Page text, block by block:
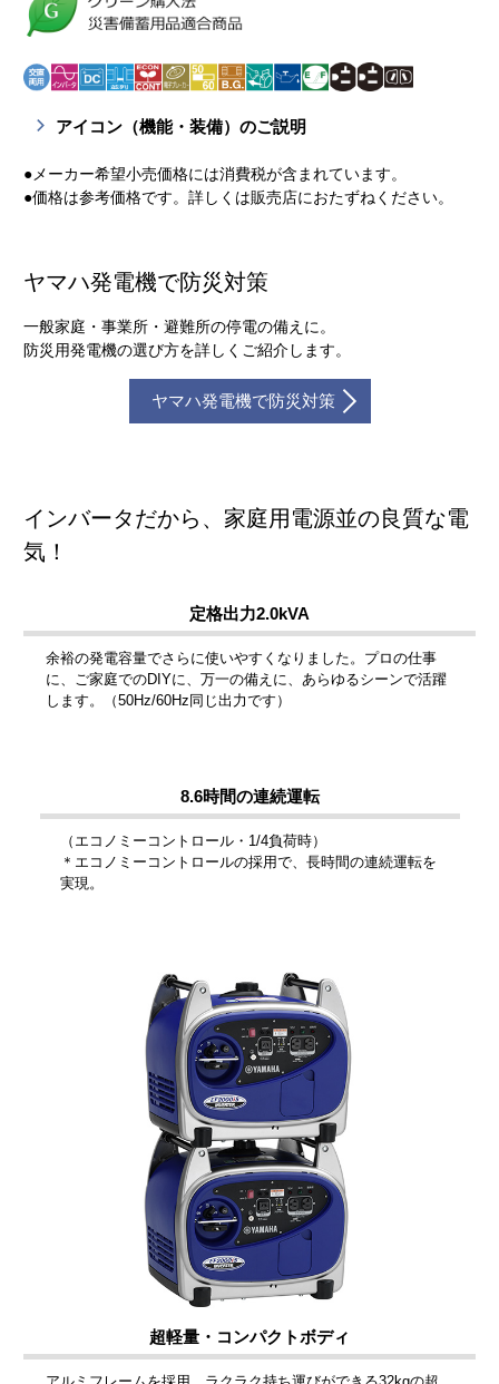
アイコン（機能・装備）のご説明
●メーカー希望小売価格には消費税が含まれています。
●価格は参考価格です。詳しくは販売店におたずねください。
ヤマハ発電機で防災対策
一般家庭・事業所・避難所の停電の備えに。
防災用発電機の選び方を詳しくご紹介します。
ヤマハ発電機で防災対策
インバータだから、家庭用電源並の良質な電
気！
定格出力2.0kVA
余裕の発電容量でさらに使いやすくなりました。プロの仕事
に、ご家庭でのDIYに、万一の備えに、あらゆるシーンで活躍
します。（50Hz/60Hz同じ出力です）
8.6時間の連続運転
（エコノミーコントロール・1/4負荷時）
＊エコノミーコントロールの採用で、長時間の連続運転を
実現。
超軽量・コンパクトボディ